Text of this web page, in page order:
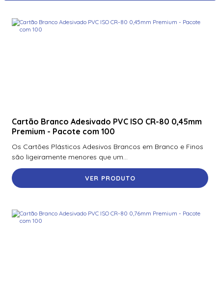
Cartão Branco Adesivado PVC ISO CR-80 0,45mm
Premium - Pacote com 100
Os Cartões Plásticos Adesivos Brancos em Branco e Finos
são ligeiramente menores que um...
VER PRODUTO